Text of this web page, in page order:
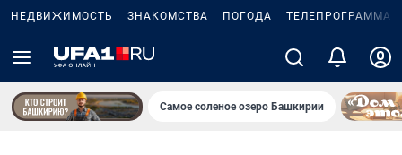
НЕДВИЖИМОСТЬ ЗНАКОМСТВА ПОГОДА ТЕЛЕПРОГРАММА
Самое соленое озеро Башкирии